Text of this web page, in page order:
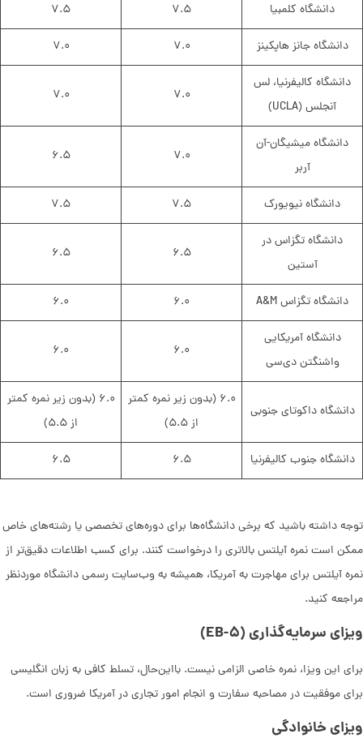
دانشگاه کلمبیا ۷.۵ ۷.۵
دانشگاه جانز هاپکینز ۷.۰ ۷.۰
دانشگاه کالیفرنیا، لس
آنجلس (UCLA)
۷.۰ ۷.۰
دانشگاه میشیگان-آن
آربر
۷.۰ ۶.۵
دانشگاه نیویورک ۷.۵ ۷.۵
دانشگاه تگزاس در
آستین
۶.۵ ۶.۵
دانشگاه تگزاس A&M ۶.۰ ۶.۰
دانشگاه آمریکایی
واشنگتن دی‌سی
۶.۰ ۶.۰
دانشگاه داکوتای جنوبی
۶.۰ (بدون زیر نمره کمتر
از ۵.۵)
۶.۰ (بدون زیر نمره کمتر
از ۵.۵)
دانشگاه جنوب کالیفرنیا ۶.۵ ۶.۵
توجه داشته باشید که برخی دانشگاه‌ها برای دوره‌های تخصصی یا رشته‌های خاص
ممکن است نمره آیلتس بالاتری را درخواست کنند. برای کسب اطلاعات دقیق‌تر از
نمره آیلتس برای مهاجرت به آمریکا، همیشه به وب‌سایت رسمی دانشگاه موردنظر
مراجعه کنید.
ویزای سرمایه‌گذاری (EB-۵)
برای این ویزا، نمره خاصی الزامی نیست. بااین‌حال، تسلط کافی به زبان انگلیسی
برای موفقیت در مصاحبه سفارت و انجام امور تجاری در آمریکا ضروری است.
ویزای خانوادگی